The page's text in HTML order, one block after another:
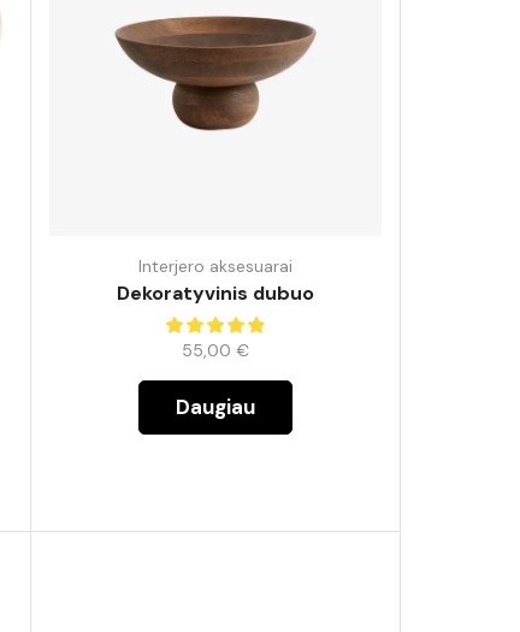
Interjero aksesuarai
Dekoratyvinis dubuo
55,00 €
Daugiau